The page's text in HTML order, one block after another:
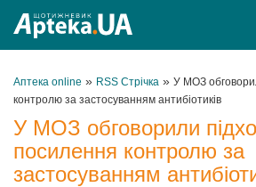
Аптека online » RSS Стрічка » У МОЗ
контролю за застосуванням антибіотиків
У МОЗ обговорили
посилення контролю за
застосуванням